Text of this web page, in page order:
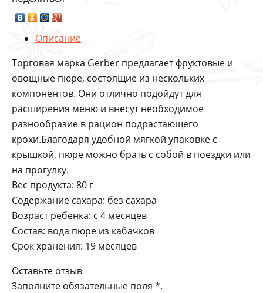
Описание
Торговая марка Gerber предлагает фруктовые и
овощные пюре, состоящие из нескольких
компонентов. Они отлично подойдут для
расширения меню и внесут необходимое
разнообразие в рацион подрастающего
крохи.Благодаря удобной мягкой упаковке с
крышкой, пюре можно брать с собой в поездки или
на прогулку.
Вес продукта: 80 г
Содержание сахара: без сахара
Возраст ребенка: с 4 месяцев
Состав: вода пюре из кабачков
Срок хранения: 19 месяцев
Оставьте отзыв
Заполните обязательные поля *.